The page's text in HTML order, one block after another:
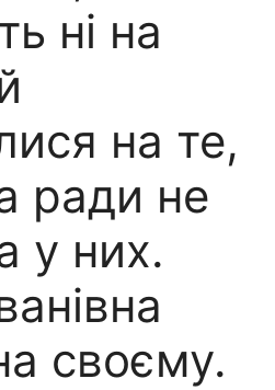
ні на
на те,
ради не
у них.
своєму.